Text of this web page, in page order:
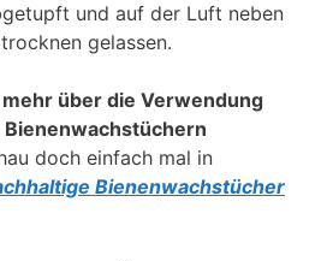
und auf der Luft neben
gelassen.
über die Verwendung
Bienenwachstüchern
doch einfach mal in
Bienenwachstücher